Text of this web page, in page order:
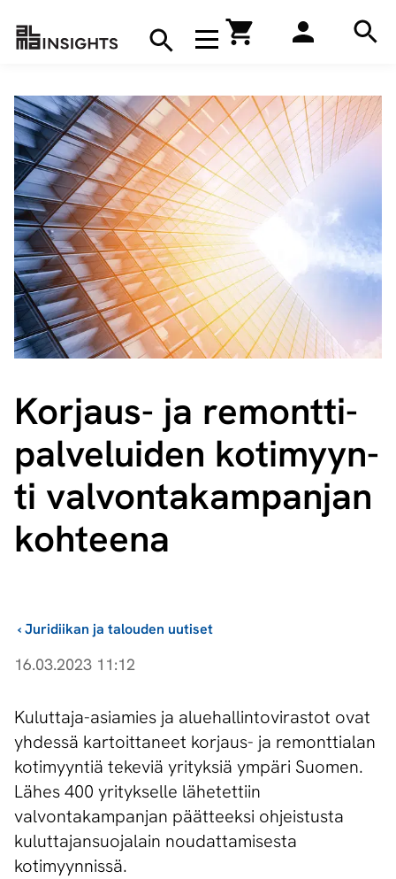
Avaa navigaatio
Hae
Kor­jaus- ja re­mont­ti­
pal­ve­lui­den ko­ti­myyn­
ti val­von­ta­kam­pan­jan
koh­tee­na
Juridiikan ja talouden uutiset
›
16.03.2023 11:12
Kuluttaja-asiamies ja aluehallintovirastot ovat
yhdessä kartoittaneet korjaus- ja remonttialan
kotimyyntiä tekeviä yrityksiä ympäri Suomen.
Lähes 400 yritykselle lähetettiin
valvontakampanjan päätteeksi ohjeistusta
kuluttajansuojalain noudattamisesta
kotimyynnissä.